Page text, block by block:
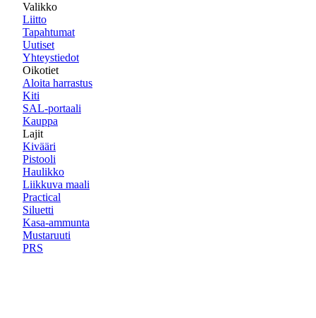
Valikko
Liitto
Tapahtumat
Uutiset
Yhteystiedot
Oikotiet
Aloita harrastus
Kiti
SAL-portaali
Kauppa
Lajit
Kivääri
Pistooli
Haulikko
Liikkuva maali
Practical
Siluetti
Kasa-ammunta
Mustaruuti
PRS